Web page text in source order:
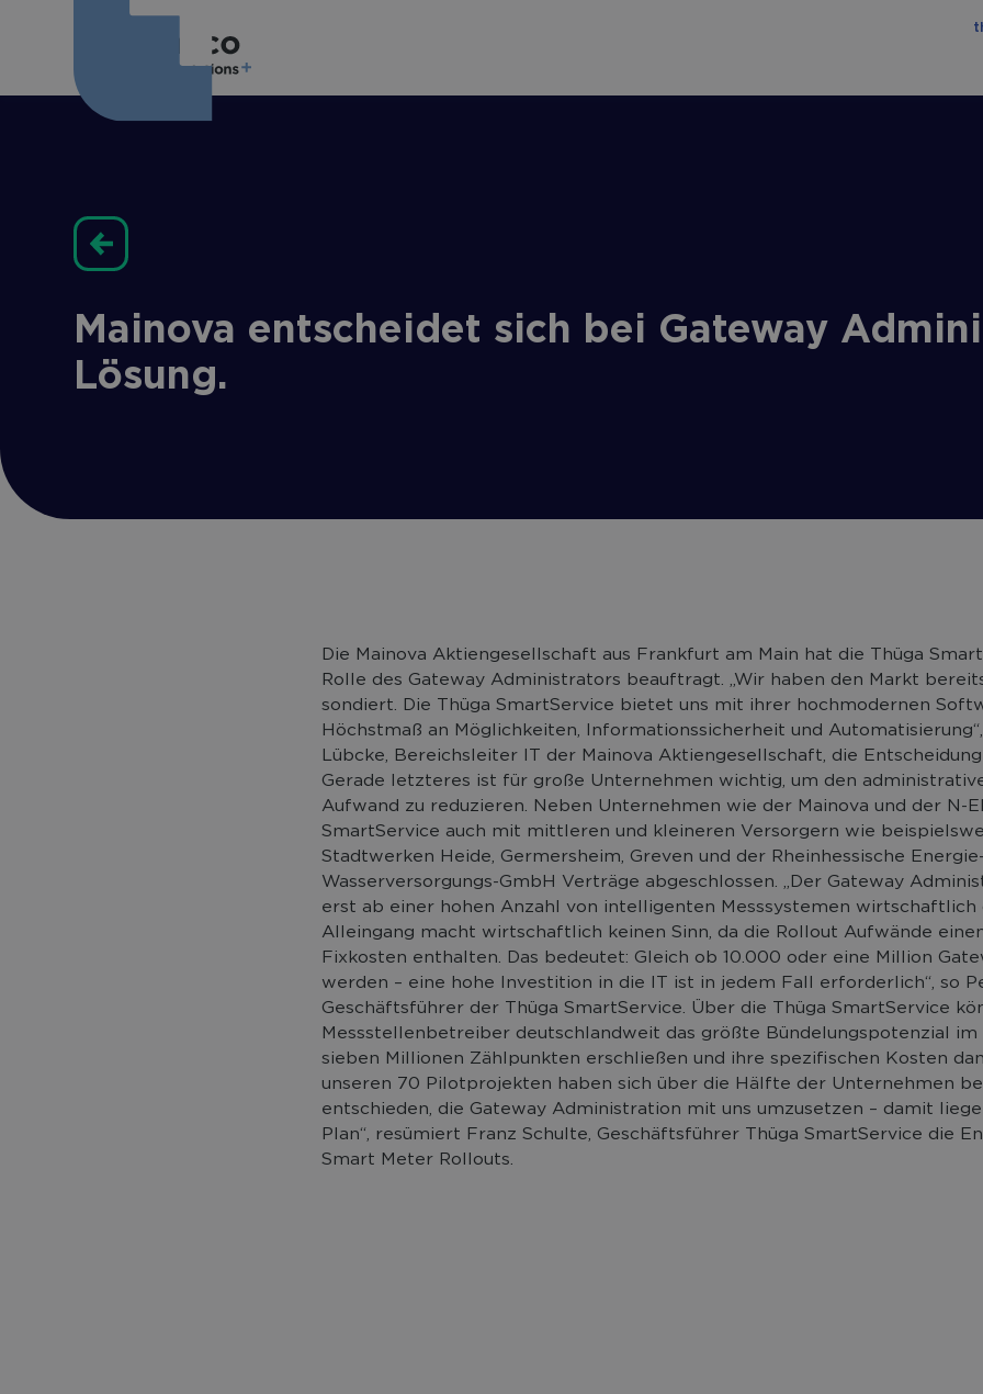
Mainova entscheidet sich bei Gateway
Lösung.
Die Mainova Aktiengesellschaft aus Frankfurt am Main hat die Thüga
Rolle des Gateway Administrators beauftragt. „Wir haben den Markt
sondiert. Die Thüga SmartService bietet uns mit ihrer hochmodernen
Höchstmaß an Möglichkeiten, Informationssicherheit und
Lübcke, Bereichsleiter IT der Mainova Aktiengesellschaft, die Entscheidung
Gerade letzteres ist für große Unternehmen wichtig, um den
Aufwand zu reduzieren. Neben Unternehmen wie der Mainova und der N-
SmartService auch mit mittleren und kleineren Versorgern wie
Stadtwerken Heide, Germersheim, Greven und der Rheinhessische
Wasserversorgungs-GmbH Verträge abgeschlossen. „Der Gateway
erst ab einer hohen Anzahl von intelligenten Messsystemen wirtschaftlich
Alleingang macht wirtschaftlich keinen Sinn, da die Rollout Aufwände
Fixkosten enthalten. Das bedeutet: Gleich ob 10.000 oder eine Million
werden – eine hohe Investition in die IT ist in jedem Fall erforderlich“, so
Geschäftsführer der Thüga SmartService. Über die Thüga SmartService
Messstellenbetreiber deutschlandweit das größte Bündelungspotenzial im
sieben Millionen Zählpunkten erschließen und ihre spezifischen Kosten
unseren 70 Pilotprojekten haben sich über die Hälfte der Unternehmen
entschieden, die Gateway Administration mit uns umzusetzen – damit
Plan“, resümiert Franz Schulte, Geschäftsführer Thüga SmartService die
Smart Meter Rollouts.